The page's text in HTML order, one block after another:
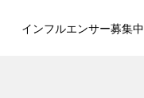
インフルエンサー募集中